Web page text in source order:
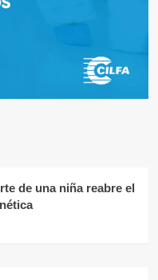
de una niña reabre el